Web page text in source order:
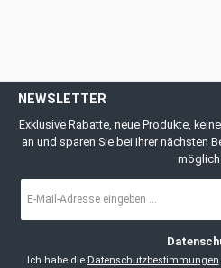
NEWSLETTER
Exklusive Rabatte, neue Produkte,
an und sparen Sie bei Ihrer nächsten
Mail-
Ich habe die Datenschutzbestimmungen